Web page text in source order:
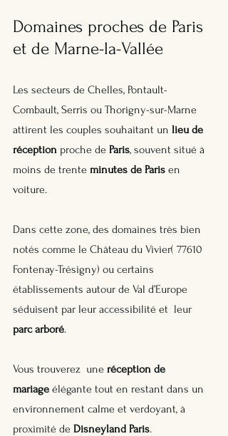
Domaines proches de Paris
et de Marne-la-Vallée
Les secteurs de Chelles, Pontault-
Combault, Serris ou Thorigny-sur-Marne
attirent les couples souhaitant un lieu de
réception proche de Paris, souvent situé à
moins de trente minutes de Paris en
voiture.
Dans cette zone, des domaines très bien
notés comme le Château du Vivier( 77610
Fontenay-Trésigny) ou certains
établissements autour de Val d’Europe
séduisent par leur accessibilité et  leur
parc arboré.
Vous trouverez  une réception de
mariage élégante tout en restant dans un
environnement calme et verdoyant, à
proximité de Disneyland Paris.